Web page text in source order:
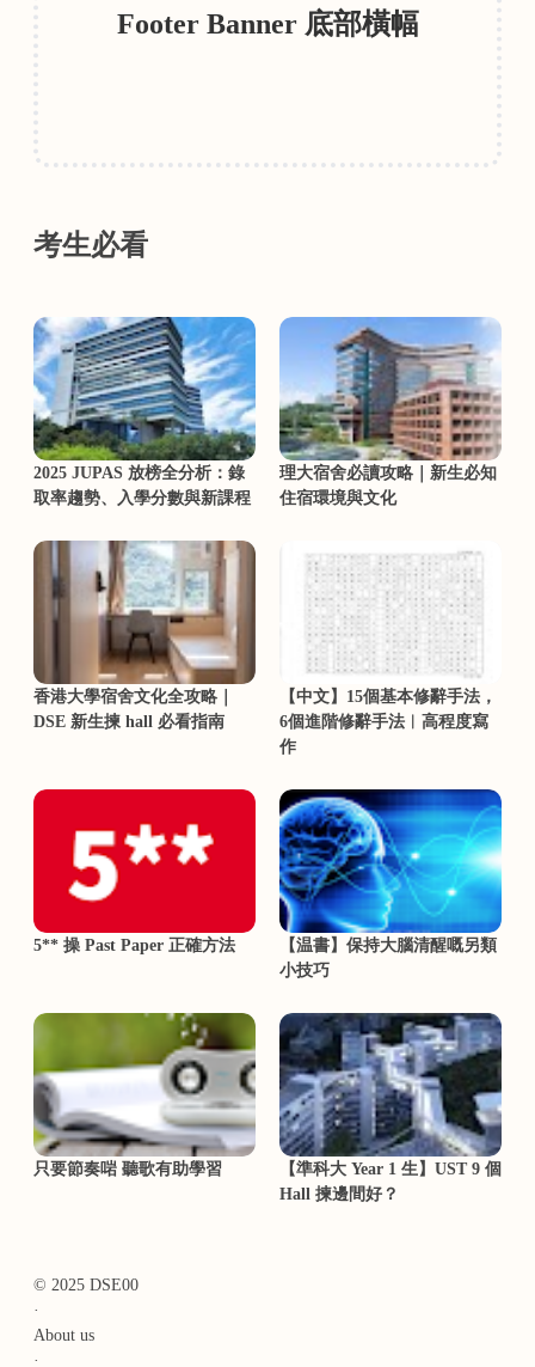
Footer Banner 底部橫幅
考生必看
2025 JUPAS 放榜全分析：錄
取率趨勢、入學分數與新課程
理大宿舍必讀攻略｜新生必知
住宿環境與文化
香港大學宿舍文化全攻略｜
DSE 新生揀 hall 必看指南
【中文】15個基本修辭手法，
6個進階修辭手法︳高程度寫
作
5** 操 Past Paper 正確方法
【温書】保持大腦清醒嘅另類
小技巧
只要節奏啱 聽歌有助學習
【準科大 Year 1 生】UST 9 個
Hall 揀邊間好？
© 2025 DSE00
·
About us
·